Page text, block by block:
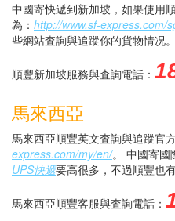
中國寄快遞到新加坡，如果使用
為： http://www.sf-express.com/
些網站査詢與追蹤你的貨物情况。
順豐新加坡服務與査詢電話：
馬來西亞
馬來西亞順豐英文査詢與追蹤官
express.com/my/en/。 中國寄國
UPS快遞要高很多，不過順豐也
馬來西亞順豐客服與査詢電話：